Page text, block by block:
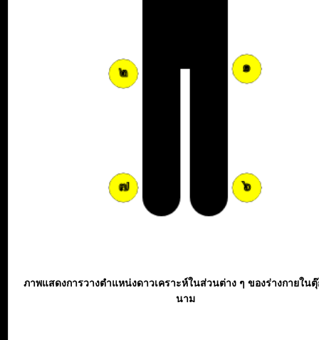
ภาพแสดงการวางตำแหน่งดาวเคราะห์ในส่วนต่าง ๆ ของร่างกายใน
นาม